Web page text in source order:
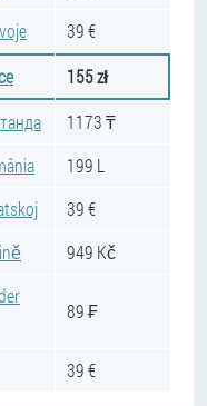
39 €
155 zł
1173 ₸
199 L
39 €
949 Kč
89 ₣
39 €